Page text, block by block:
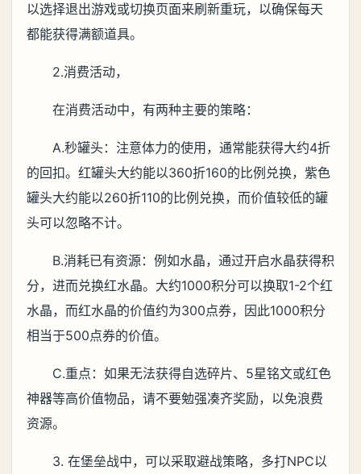
以选择退出游戏或切换页面来刷新重玩，以确保每天
都能获得满额道具。
2.消费活动，
在消费活动中，有两种主要的策略：
A.秒罐头：注意体力的使用，通常能获得大约4折
的回扣。红罐头大约能以360折160的比例兑换，紫色
罐头大约能以260折110的比例兑换，而价值较低的罐
头可以忽略不计。
B.消耗已有资源：例如水晶，通过开启水晶获得积
分，进而兑换红水晶。大约1000积分可以换取1-2个红
水晶，而红水晶的价值约为300点券，因此1000积分
相当于500点券的价值。
C.重点：如果无法获得自选碎片、5星铭文或红色
神器等高价值物品，请不要勉强凑齐奖励，以免浪费
资源。
3. 在堡垒战中，可以采取避战策略，多打NPC以